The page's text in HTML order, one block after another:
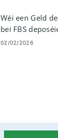
Wéi een Geld
bei FBS
02/02/2026